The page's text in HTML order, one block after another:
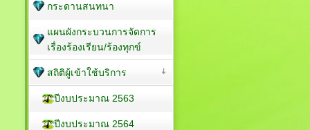
กระดานสนทนา
แผนผังกระบวนการจัดการ
เรื่องร้องเรียน/ร้องทุกข์
สถิติผู้เข้าใช้บริการ
ปีงบประมาณ 2563
ปีงบประมาณ 2564